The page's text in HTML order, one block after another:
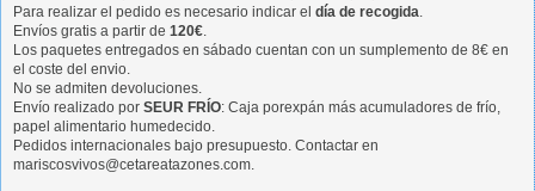
Para realizar el pedido es necesario indicar el día de recogida
Envíos gratis a partir de 120€
Los paquetes entregados en sábado cuentan con un sumplemento de 8€ en
el coste del envio.
No se admiten devoluciones.
Envío realizado por SEUR FRÍO: Caja porexpán más acumuladores de frío,
papel alimentario humedecido.
Pedidos internacionales bajo presupuesto. Contactar en
mariscosvivos@cetareatazones.com.